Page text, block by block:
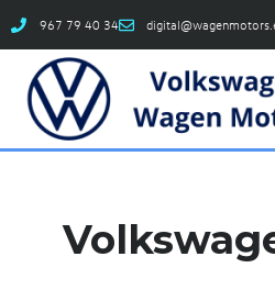
967 79 40 34